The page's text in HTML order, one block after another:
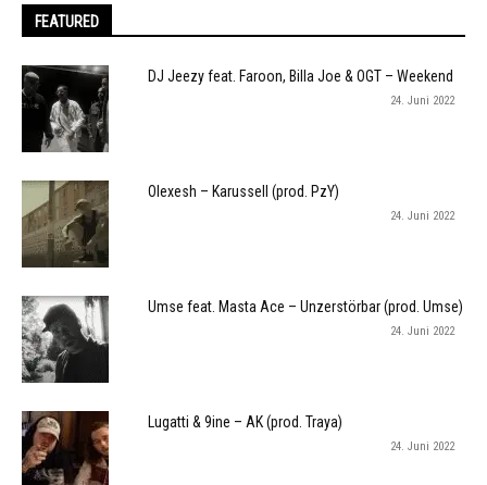
FEATURED
DJ Jeezy feat. Faroon, Billa Joe & OGT – Weekend
24. Juni 2022
Olexesh – Karussell (prod. PzY)
24. Juni 2022
Umse feat. Masta Ace – Unzerstörbar (prod. Umse)
24. Juni 2022
Lugatti & 9ine – AK (prod. Traya)
24. Juni 2022